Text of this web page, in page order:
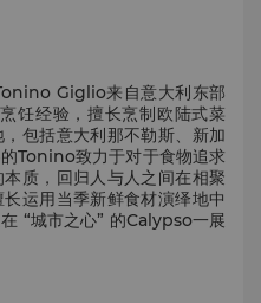
Giglio来自意大利东部
饪经验 ，擅长烹制欧陆式菜
包括意大利那不勒斯、新加
Tonino致力于对于食物追求
质，回归人与人之间在相聚
运用当季新鲜食材演绎地中
“城市之心” 的Calypso一展